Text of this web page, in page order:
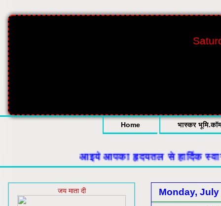
Home भास्कर
आइये आपका हृदयतल से हार्दिक
Monday, July
जय माता दी